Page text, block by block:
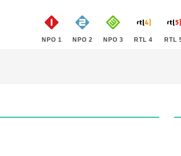
NPO 1 NPO 2 NPO 3 RTL 4 RTL